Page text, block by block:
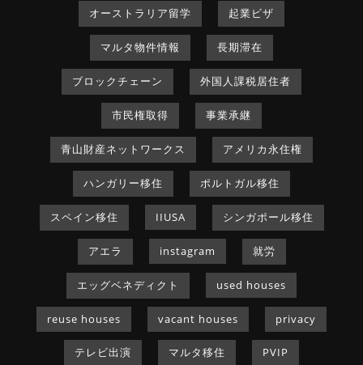
オーストラリア留学 起業ビザ
マルタ物件情報 長期滞在
ブロックチェーン 外国人課税居住者
市民権取得 事業承継
青山財産ネットワークス アメリカ永住権
ハンガリー移住 ポルトガル移住
スペイン移住 IIUSA シンガポール移住
アエラ instagram 就労
エッグベネディクト used houses
reuse houses vacant houses privacy
テレビ出演 マルタ移住 PVIP